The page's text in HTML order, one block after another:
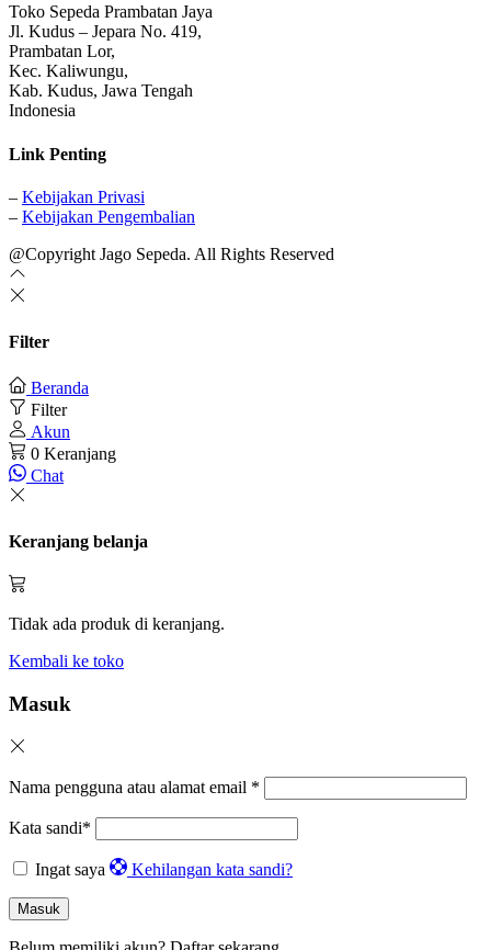
Toko Sepeda Prambatan Jaya
Jl. Kudus – Jepara No. 419,
Prambatan Lor,
Kec. Kaliwungu,
Kab. Kudus, Jawa Tengah
Indonesia
Link Penting
– Kebijakan Privasi
– Kebijakan Pengembalian
@Copyright Jago Sepeda. All Rights Reserved
Filter
Beranda
Filter
Akun
0 Keranjang
Chat
Keranjang belanja
Tidak ada produk di keranjang.
Kembali ke toko
Masuk
Nama pengguna atau alamat email *
Kata sandi*
Ingat saya Kehilangan kata sandi?
Masuk